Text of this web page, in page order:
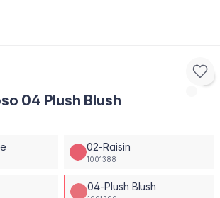
04 Plush Blush
02-Raisin
1001388
04-Plush Blush